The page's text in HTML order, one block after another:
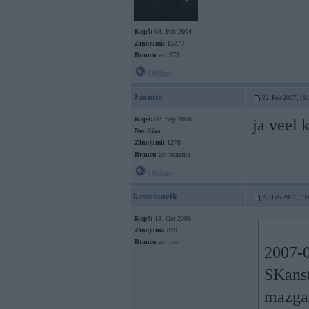
Kopš: 08. Feb 2004
Ziņojumi: 15279
Braucu ar: 979
Juanito 22. Feb 2007,
Kopš: 08. Sep 2006
No: Rīga
Ziņojumi: 1278
Braucu ar: benzīnu
ja veel
kastenuteik 22. Feb 2007,
Kopš: 13. Oct 2006
Ziņojumi: 829
Braucu ar: ivo
2007-